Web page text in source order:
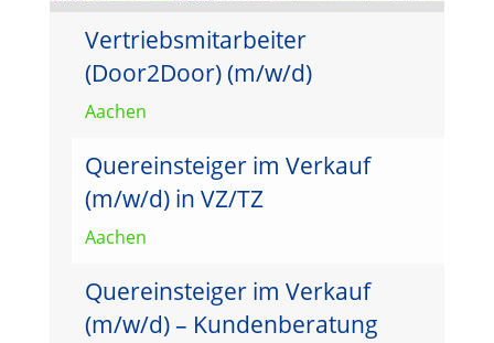
Vertriebsmitarbeiter
(Door2Door) (m/w/d)
Aachen
Quereinsteiger im Verkauf
(m/w/d) in VZ/TZ
Aachen
Quereinsteiger im Verkauf
(m/w/d) – Kundenberatung